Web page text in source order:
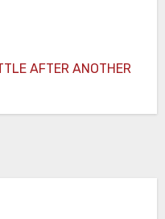
AFTER ANOTHER